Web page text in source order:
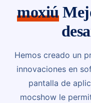
moxiú
Hemos creado un
innovaciones en
pantalla de
mocshow le